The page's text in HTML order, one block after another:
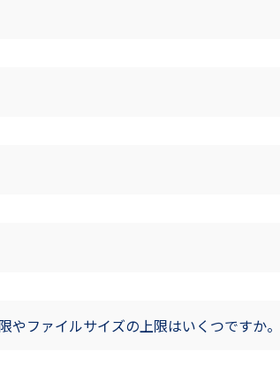
ファイルサイズの上限はいくつですか。